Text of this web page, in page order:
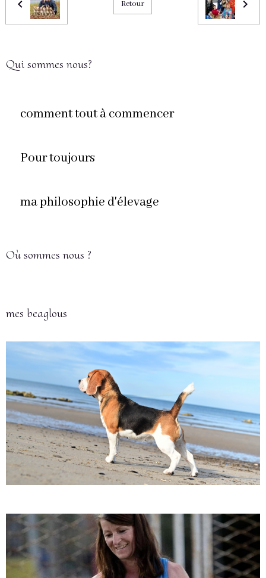
Retour
Qui sommes nous?
comment tout à commencer
Pour toujours
ma philosophie d'élevage
Où sommes nous ?
mes beaglous